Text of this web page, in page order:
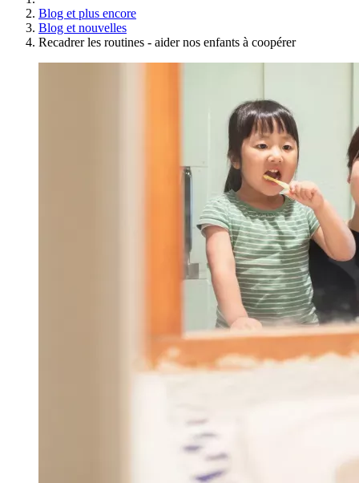
Blog et plus encore
Blog et nouvelles
Recadrer les routines - aider nos enfants à coopérer